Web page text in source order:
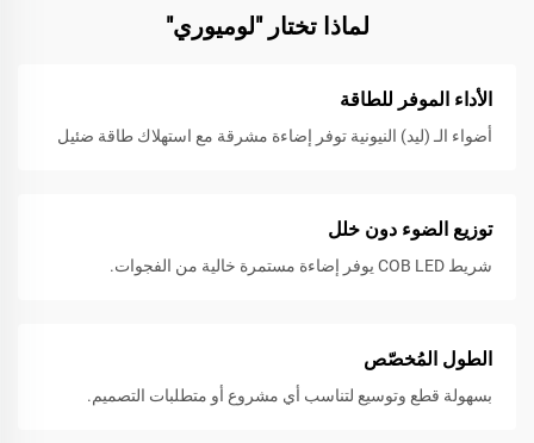
لماذا تختار "لوميوري"
الأداء الموفر للطاقة
أضواء الـ (ليد) النيونية توفر إضاءة مشرقة مع استهلاك طاقة ضئيل
توزيع الضوء دون خلل
شريط COB LED يوفر إضاءة مستمرة خالية من الفجوات.
الطول المُخصّص
بسهولة قطع وتوسيع لتناسب أي مشروع أو متطلبات التصميم.